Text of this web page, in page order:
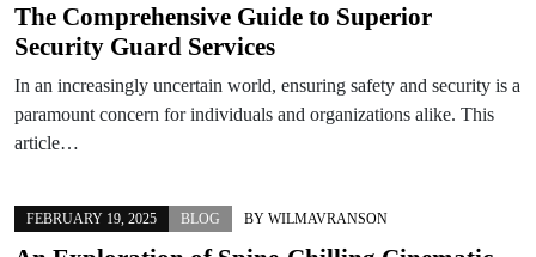
The Comprehensive Guide to Superior
Security Guard Services
In an increasingly uncertain world, ensuring safety and security is a
paramount concern for individuals and organizations alike. This
article…
FEBRUARY 19, 2025 BLOG BY WILMAVRANSON